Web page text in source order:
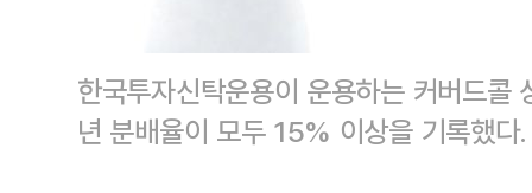
한국투자신탁운용이 운용하는 커버드
년 분배율이 모두 15% 이상을 기록했